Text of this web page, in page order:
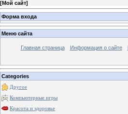
[Мой сайт]
Форма входа
Меню сайта
Главная страница Информация о сайте
Categories
Другое
Компьютерные игры
Красота и здоровье